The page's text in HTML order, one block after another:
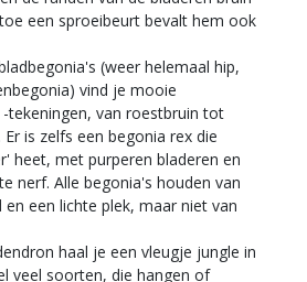
een sproeibeurt bevalt hem ook
(weer helemaal hip,
vind je mooie
tekeningen, van roestbruin tot
is zelfs een begonia rex die
heet, met purperen bladeren en
nerf. Alle begonia's houden van
een lichte plek, maar niet van
haal je een vleugje jungle in
veel soorten, die hangen of